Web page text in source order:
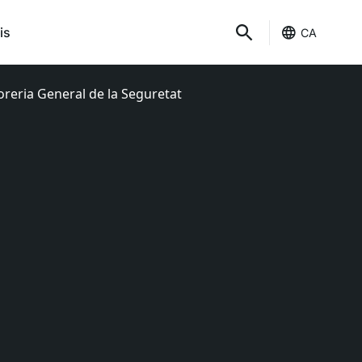
CA
General de la Seguretat